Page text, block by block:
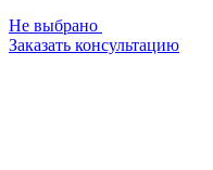
Не выбрано
Заказать консультацию